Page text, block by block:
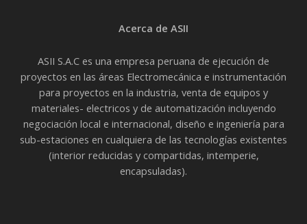
Acerca de ASII
ASII S.A.C es una empresa peruana de ejecución de
proyectos en las áreas Electromecánica e instrumentación
para proyectos en la industria, venta de equipos y
materiales- electricos y de automatización incluyendo
negociación local e internacional, diseño e ingeniería para
sub-estaciones en cualquiera de las tecnologías existentes
(interior reducidas y compartidas, intemperie,
encapsuladas).